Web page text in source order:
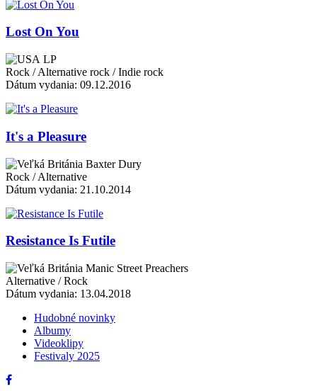
Lost On You
LP
Rock / Alternative rock / Indie rock
Dátum vydania: 09.12.2016
It's a Pleasure
Baxter Dury
Rock / Alternative
Dátum vydania: 21.10.2014
Resistance Is Futile
Manic Street Preachers
Alternative / Rock
Dátum vydania: 13.04.2018
Hudobné novinky
Albumy
Videoklipy
Festivaly 2025